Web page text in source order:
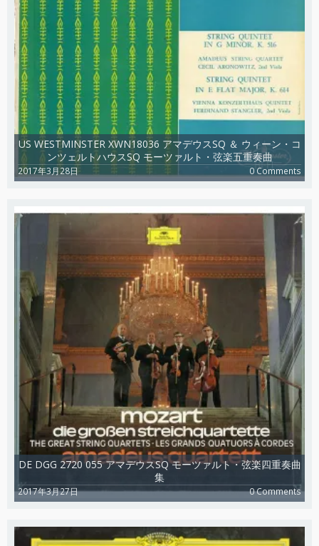
US WESTMINSTER XWN18036 アマデウスSQ ＆ ウィーン・コ
ンツェルトハウスSQ モーツァルト・弦楽五重奏曲
2017年3月28日 0 Comments
DE DGG 2720 055 アマデウスSQ モーツァルト・弦楽四重奏曲
集
2017年3月27日 0 Comments